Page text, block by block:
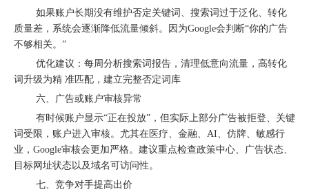
购物季出海增长正当时｜最高 2000 美金微软广告优惠券限时申领
如果账户长期没有维护否定关键词、搜索词过于泛化、转化
质量差，系统会逐渐降低流量倾斜。因为Google会判断“你的广告
不够相关。”
优化建议：每周分析搜索词报告，清理低意向流量，高转化
词升级为精 准匹配，建立完整否定词库
六、广告或账户审核异常
有时候账户显示“正在投放”，但实际上部分广告被拒登、关键
词受限，账户进入审核。尤其在医疗、金融、AI、仿牌、敏感行
业，Google审核会更加严格。建议重点检查政策中心、广告状态、
目标网址状态以及域名可访问性。
七、竞争对手提高出价